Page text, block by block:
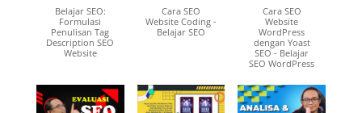
Belajar SEO:
Formulasi
Penulisan Tag
Description SEO
Website
Cara SEO
Website Coding -
Belajar SEO
Cara SEO
Website
WordPress
dengan Yoast
SEO - Belajar
SEO WordPress